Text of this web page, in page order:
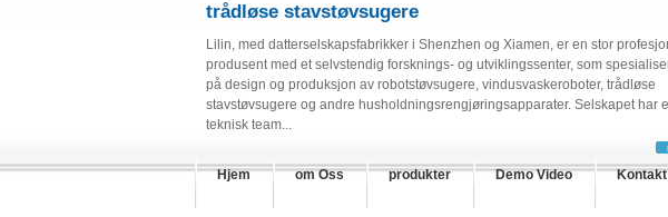
trådløse stavstøvsugere
Lilin, med datterselskapsfabrikker i Shenzhen og Xiamen, er en stor
produsent med et selvstendig forsknings- og utviklingssenter, som
på design og produksjon av robotstøvsugere, vindusvaskeroboter, trådløse
stavstøvsugere og andre husholdningsrengjøringsapparater. Selskapet har
teknisk team...
Hjem om Oss produkter Demo Video